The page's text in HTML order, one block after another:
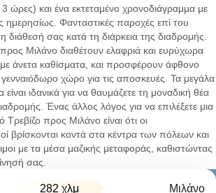
3 ώρες) και ένα εκτεταμένο χρονοδιάγραμμα με
ημερησίως. Φανταστικές παροχές επί του
διάθεσή σας κατά τη διάρκεια της διαδρομής.
Μιλάνο διαθέτουν ελαφριά και ευρύχωρα
άνετα καθίσματα, και προσφέρουν άφθονο
χώρο για τις αποσκευές. Τα μεγάλα
ιδανικά για να θαυμάζετε τη μοναδική θέα
Ένας άλλος λόγος για να επιλέξετε μια
προς Μιλάνο είναι ότι οι
βρίσκονται κοντά στα κέντρα των πόλεων και
με τα μέσα μαζικής μεταφοράς, καθιστώντας
σας.
282 χλμ Μιλάνο